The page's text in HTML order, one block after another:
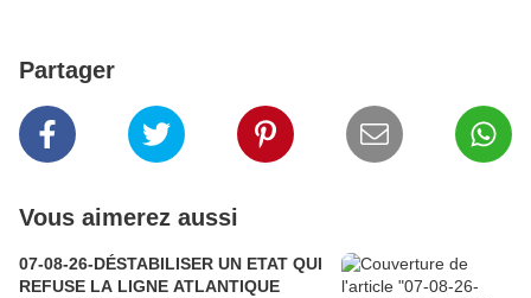
Partager
Vous aimerez aussi
07-08-26-DÉSTABILISER UN ETAT QUI
REFUSE LA LIGNE ATLANTIQUE